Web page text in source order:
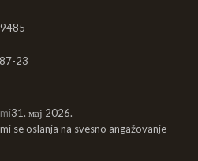
23
31. мај 2026.
se oslanja na svesno angažovanje